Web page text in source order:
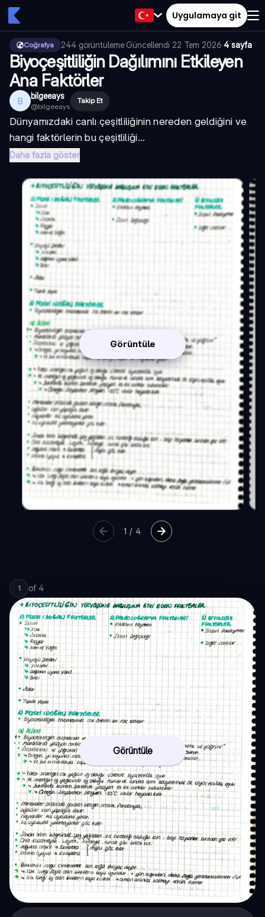
Uygulamaya git
Coğrafya 244 görüntüleme·Güncellendi 22 Tem 2026·4 sayfa
Biyoçeşitliliğin Dağılımını Etkileyen
Ana Faktörler
B bilgeeays
@bilgeeays
Takip Et
Dünyamızdaki canlı çeşitliliğinin nereden geldiğini ve
hangi faktörlerin bu çeşitliliği...
Daha fazla göster
Görüntüle
1 /4
1 of 4
Görüntüle